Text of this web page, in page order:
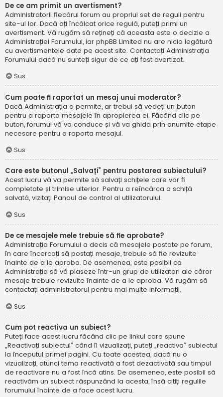
De ce am primit un avertisment?
Administratorii fiecărui forum au propriul set de reguli pentru
site-ul lor. Dacă ați încălcat orice regulă, puteți primi un
avertisment. Vă rugăm să rețineți că aceasta este o decizie a
Administrației Forumului, iar phpBB Limited nu are nicio legătură
cu avertismentele date pe acest site. Contactați Administrația
Forumului dacă nu sunteți sigur de ce ați fost avertizat.
Sus
Cum poate fi raportat un mesaj unui moderator?
Dacă Administrația o permite, ar trebui să vedeți un buton
pentru a raporta mesajele în apropierea ei. Făcând clic pe
buton, forumul vă va conduce și vă va ghida prin anumite etape
necesare pentru a raporta mesajul.
Sus
Care este butonul „Salvați” pentru postarea subiectului?
Acest lucru vă va permite să salvați schițele care vor fi
completate și trimise ulterior. Pentru a reîncărca o schiță
salvată, vizitați Panoul de control al utilizatorului.
Sus
De ce mesajele mele trebuie să fie aprobate?
Administrația Forumului a decis că mesajele postate pe forum,
în care încercați să postați mesaje, trebuie să fie revizuite
înainte de a le aproba. De asemenea, este posibil ca
Administrația să vă plaseze într-un grup de utilizatori ale căror
mesaje trebuie revizuite înainte de a le aproba. Vă rugăm să
contactați administratorul pentru mai multe informații.
Sus
Cum pot reactiva un subiect?
Puteți face acest lucru făcând clic pe linkul care spune
„Reactivați subiectul” când îl vizualizați, puteți „reactiva” subiectul
la începutul primei pagini. Cu toate acestea, dacă nu o
vizualizați, atunci tema reactivată a fost dezactivată sau timpul
de reactivare nu a fost încă atins. De asemenea, este posibil să
reactivăm un subiect răspunzând la acesta, însă citiți regulile
forumului înainte de a face acest lucru.